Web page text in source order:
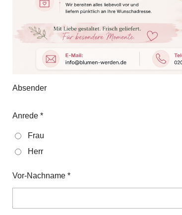
Absender
Anrede *
Frau
Herr
Vor-Nachname *